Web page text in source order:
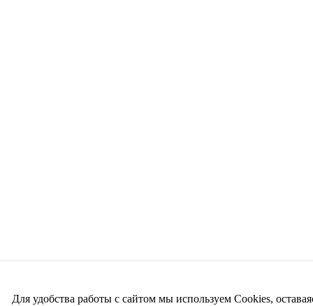
Для удобства работы с сайтом мы используем Cookies,